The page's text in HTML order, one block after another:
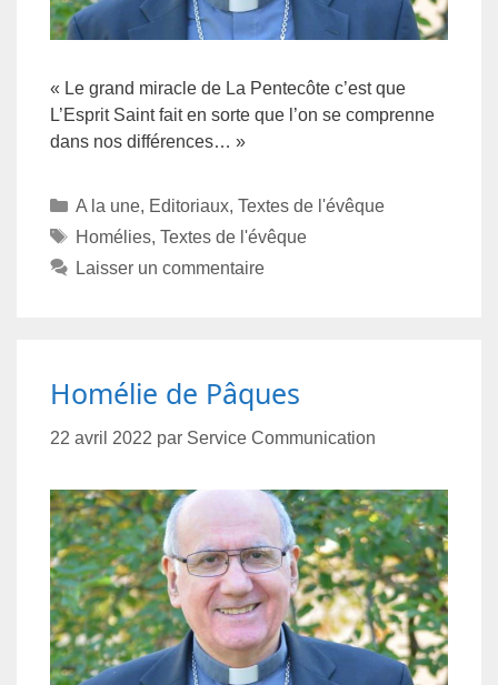
« Le grand miracle de La Pentecôte c’est que
L’Esprit Saint fait en sorte que l’on se comprenne
dans nos différences… »
A la une, Editoriaux, Textes de l'évêque
Homélies, Textes de l'évêque
Laisser un commentaire
Homélie de Pâques
22 avril 2022 par Service Communication